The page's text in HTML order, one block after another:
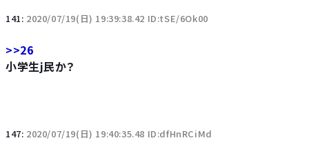
141: 2020/07/19(日) 19:39:38.42 ID:tSE/6Ok00
>>26
小学生j民か？
147: 2020/07/19(日) 19:40:35.48 ID:dfHnRCiMd